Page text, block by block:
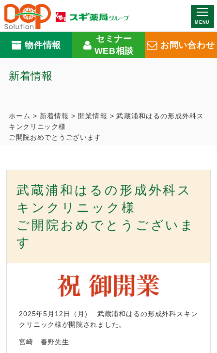
MENU
物件情報
セミナー
WEB相談
お問い合わせ
新着情報
ホーム > 新着情報 > 開業情報 >武蔵浦和はるの形成外科ス
キンクリニック様
ご開院おめでとうございます
武蔵浦和はるの形成外科ス
キンクリニック様
ご開院おめでとうございま
す
2025年5月12日（月) 武蔵浦和はるの形成外科スキン
クリニック様が開院されました。
宮崎 春野先生